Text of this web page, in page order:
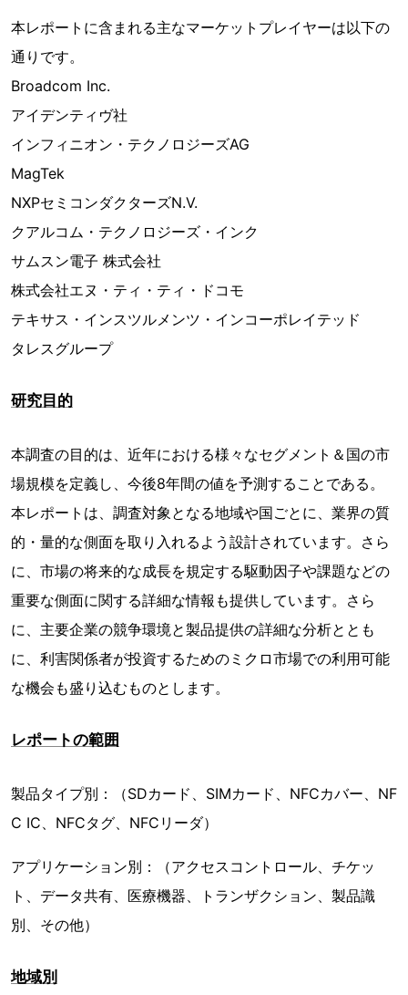
本レポートに含まれる主なマーケットプレイヤーは以下の
通りです。
Broadcom Inc.
アイデンティヴ社
インフィニオン・テクノロジーズAG
MagTek
NXPセミコンダクターズN.V.
クアルコム・テクノロジーズ・インク
サムスン電子 株式会社
株式会社エヌ・ティ・ティ・ドコモ
テキサス・インスツルメンツ・インコーポレイテッド
タレスグループ
研究目的
本調査の目的は、近年における様々なセグメント＆国の市
場規模を定義し、今後8年間の値を予測することである。
本レポートは、調査対象となる地域や国ごとに、業界の質
的・量的な側面を取り入れるよう設計されています。さら
に、市場の将来的な成長を規定する駆動因子や課題などの
重要な側面に関する詳細な情報も提供しています。さら
に、主要企業の競争環境と製品提供の詳細な分析ととも
に、利害関係者が投資するためのミクロ市場での利用可能
な機会も盛り込むものとします。
レポートの範囲
製品タイプ別：（SDカード、SIMカード、NFCカバー、NF
C IC、NFCタグ、NFCリーダ）
アプリケーション別：（アクセスコントロール、チケッ
ト、データ共有、医療機器、トランザクション、製品識
別、その他）
地域別